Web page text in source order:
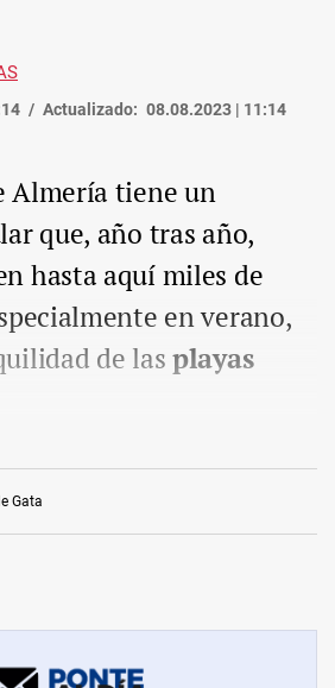
Actualizado: 08.08.2023 | 11:14
Gata
Almería tiene un
que, año tras año,
hasta aquí miles de
en verano,
de lasplayas